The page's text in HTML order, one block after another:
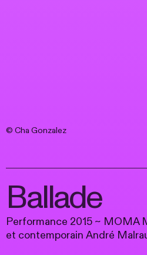
© Cha Gonzalez
Ballade
Performance 2015 ~ MOMA
et contemporain André